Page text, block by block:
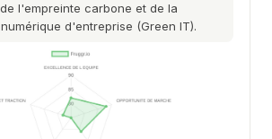
l'empreinte carbone et de la
d'entreprise (Green IT).